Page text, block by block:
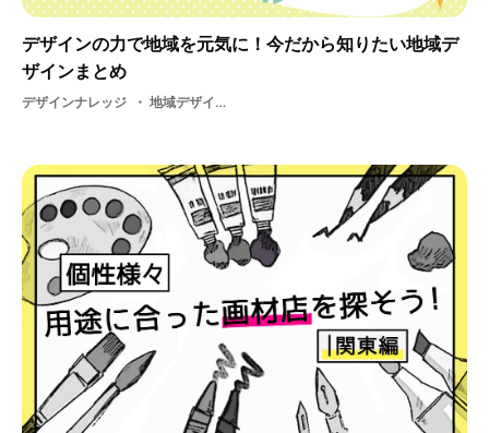
デザインの力で地域を元気に！今だから知りたい地域デ
ザインまとめ
デザインナレッジ 地域デザイン・ デザイン・ 地域活性化・ 地方